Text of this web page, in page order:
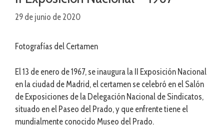
29 de junio de 2020
Fotografías del Certamen
El 13 de enero de 1967, se inaugura la II Exposición Nacional
en la ciudad de Madrid, el certamen se celebró en el Salón
de Exposiciones de la Delegación Nacional de Sindicatos,
situado en el Paseo del Prado, y que enfrente tiene el
mundialmente conocido Museo del Prado.